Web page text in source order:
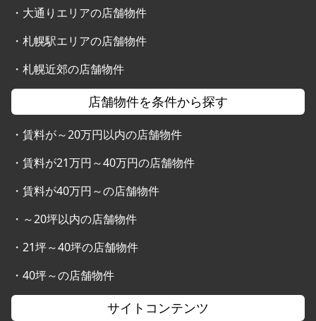
・ 大通りエリアの店舗物件
・ 札幌駅エリアの店舗物件
・ 札幌近郊の店舗物件
店舗物件を条件から探す
・ 賃料が～20万円以内の店舗物件
・ 賃料が21万円～40万円の店舗物件
・ 賃料が40万円～の店舗物件
・ ～20坪以内の店舗物件
・ 21坪～40坪の店舗物件
・ 40坪～の店舗物件
サイトコンテンツ